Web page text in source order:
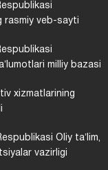
rasmiy veb-sayti
milliy bazasi
xizmatlarining
Oliy taʼlim,
vazirligi